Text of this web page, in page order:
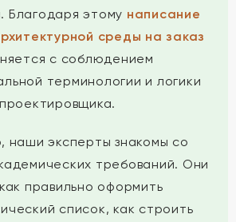
Благодаря этому написание
среды на заказ
с соблюдением
терминологии и логики
проектировщика.
наши эксперты знакомы со
требований. Они
правильно оформить
список, как строить